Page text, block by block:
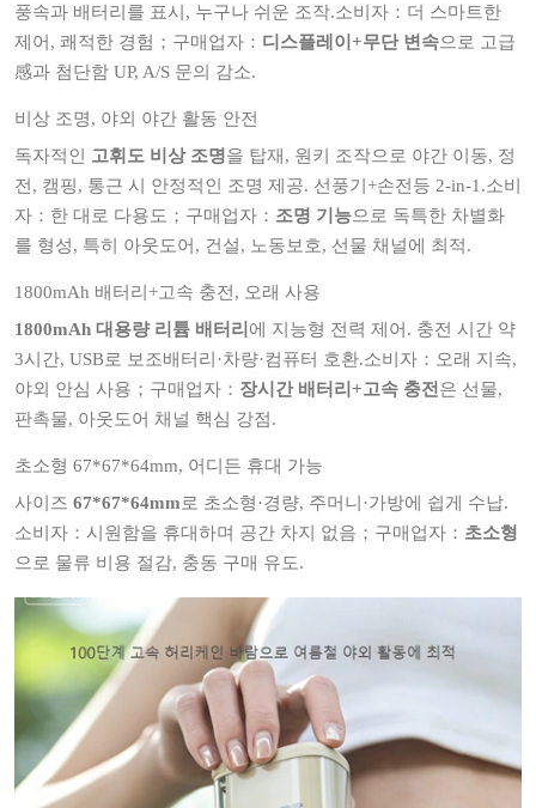
풍속과 배터리를 표시, 누구나 쉬운 조작.소비자：더 스마트한
제어, 쾌적한 경험；구매업자： 디스플레이+무단 변속으로 고급
感과 첨단함 UP, A/S 문의 감소.
비상 조명, 야외 야간 활동 안전
독자적인 고휘도 비상 조명을 탑재, 원키 조작으로 야간 이동, 정
전, 캠핑, 통근 시 안정적인 조명 제공. 선풍기+손전등 2-in-1.소비
자：한 대로 다용도；구매업자： 조명 기능으로 독특한 차별화
를 형성, 특히 아웃도어, 건설, 노동보호, 선물 채널에 최적.
1800mAh 배터리+고속 충전, 오래 사용
1800mAh 대용량 리튬 배터리 에 지능형 전력 제어. 충전 시간 약
3시간, USB로 보조배터리·차량·컴퓨터 호환.소비자：오래 지속,
야외 안심 사용；구매업자： 장시간 배터리+고속 충전 은 선물,
판촉물, 아웃도어 채널 핵심 강점.
초소형 67*67*64mm, 어디든 휴대 가능
사이즈 67*67*64mm로 초소형·경량, 주머니·가방에 쉽게 수납.
소비자：시원함을 휴대하며 공간 차지 없음；구매업자： 초소형
으로 물류 비용 절감, 충동 구매 유도.